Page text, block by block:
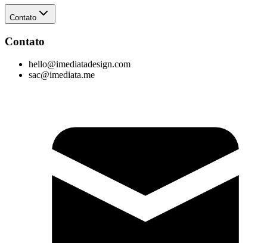
Contato
Contato
hello@imediatadesign.com
sac@imediata.me